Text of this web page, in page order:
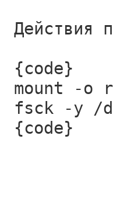
Действия
{code}
mount -o
fsck -y /
{code}